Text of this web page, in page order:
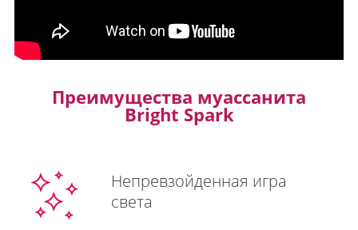
Преимущества муассанита
Bright Spark
Непревзойденная игра
света